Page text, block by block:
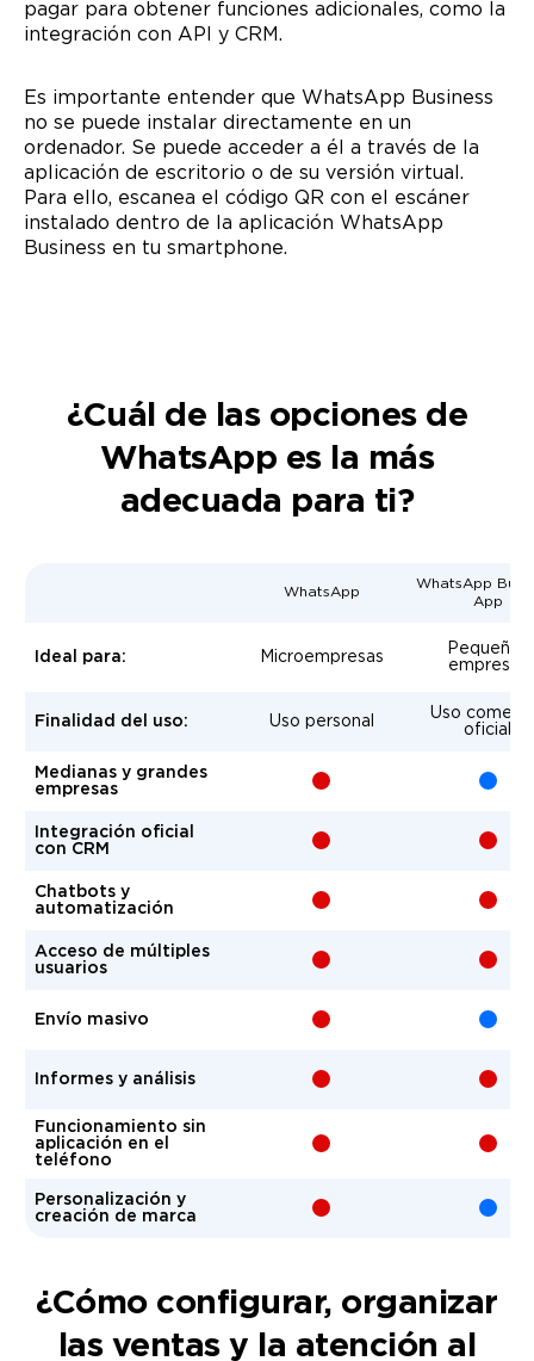
pagar para obtener funciones adicionales, como la
integración con API y CRM.
Es importante entender que WhatsApp Business
no se puede instalar directamente en un
ordenador. Se puede acceder a él a través de la
aplicación de escritorio o de su versión virtual.
Para ello, escanea el código QR con el escáner
instalado dentro de la aplicación WhatsApp
Business en tu smartphone.
¿Cuál de las opciones de
WhatsApp es la más
adecuada para ti?
WhatsApp
WhatsApp
App
Ideal para: Microempresas
Pequeñas
empresas
Finalidad del uso: Uso personal
Uso
oficial
Medianas y grandes
empresas
+ -
Integración oficial
con CRM
+ -
Chatbots y
automatización
+ -
Acceso de múltiples
usuarios
+ -
Envío masivo + -
Informes y análisis + -
Funcionamiento sin
aplicación en el
teléfono
+ -
Personalización y
creación de marca
+ -
¿Cómo configurar, organizar
las ventas y la atención al